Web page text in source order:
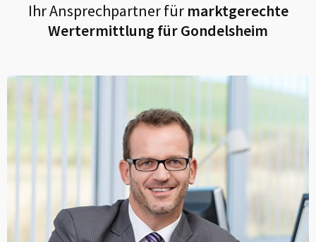
Ihr Ansprechpartner fürmarktgerechte
Wertermittlung fürGondelsheim